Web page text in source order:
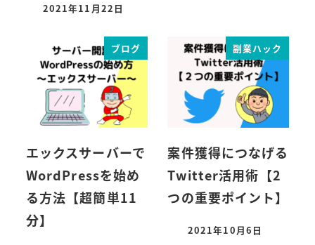
2021年11月22日
ブログ
エックスサーバーで
WordPressを始め
る方法【超簡単11
分】
副業ハック
案件獲得につなげる
Twitter活用術【2
つの重要ポイント】
2021年10月6日